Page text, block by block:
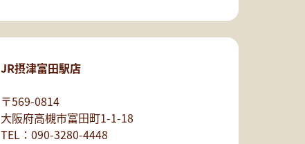
JR摂津富田駅店
〒569-0814
大阪府高槻市富田町1-1-18
TEL：090-3280-4448